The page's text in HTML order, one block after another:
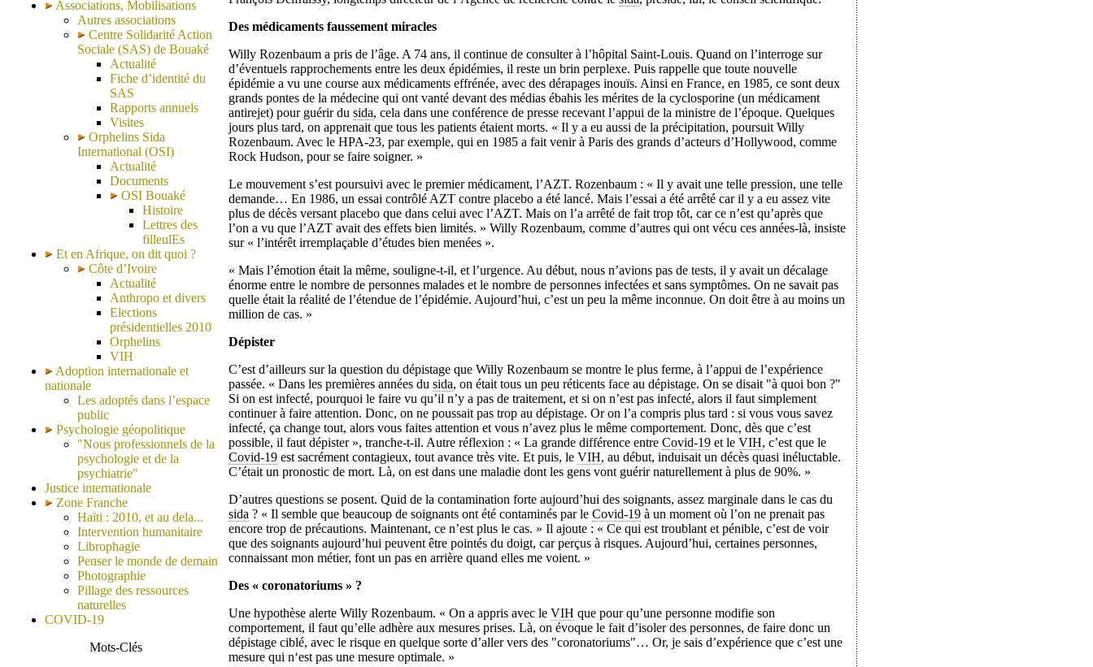
Associations, Mobilisations
Autres associations
Centre Solidarité Action
Sociale (SAS) de Bouaké
Actualité
Fiche d’identité du
SAS
Rapports annuels
Visites
Orphelins Sida
International (OSI)
Actualité
Documents
OSI Bouaké
Histoire
Lettres des
filleulEs
Et en Afrique, on dit quoi ?
Côte d’Ivoire
Actualité
Anthropo et divers
Elections
présidentielles 2010
Orphelins
VIH
Adoption internationale et
nationale
Les adoptés dans l’espace
public
Psychologie géopolitique
"Nous professionnels de la
psychologie et de la
psychiatrie"
Justice internationale
Zone Franche
Haïti : 2010, et au dela...
Intervention humanitaire
Librophagie
Penser le monde de demain
Photographie
Pillage des ressources
naturelles
COVID-19
Mots-Clés
Des médicaments faussement miracles
Willy Rozenbaum a pris de l’âge. A 74 ans, il continue de consulter à l’hôpital Saint-Louis. Quand on l’interroge sur
d’éventuels rapprochements entre les deux épidémies, il reste un brin perplexe. Puis rappelle que toute nouvelle
épidémie a vu une course aux médicaments effrénée, avec des dérapages inouïs. Ainsi en France, en 1985, ce sont deux
grands pontes de la médecine qui ont vanté devant des médias ébahis les mérites de la cyclosporine (un médicament
antirejet) pour guérir du sida, cela dans une conférence de presse recevant l’appui de la ministre de l’époque. Quelques
jours plus tard, on apprenait que tous les patients étaient morts. « Il y a eu aussi de la précipitation, poursuit Willy
Rozenbaum. Avec le HPA-23, par exemple, qui en 1985 a fait venir à Paris des grands d’acteurs d’Hollywood, comme
Rock Hudson, pour se faire soigner. »
Le mouvement s’est poursuivi avec le premier médicament, l’AZT. Rozenbaum : « Il y avait une telle pression, une telle
demande… En 1986, un essai contrôlé AZT contre placebo a été lancé. Mais l’essai a été arrêté car il y a eu assez vite
plus de décès versant placebo que dans celui avec l’AZT. Mais on l’a arrêté de fait trop tôt, car ce n’est qu’après que
l’on a vu que l’AZT avait des effets bien limités. » Willy Rozenbaum, comme d’autres qui ont vécu ces années-là, insiste
sur « l’intérêt irremplaçable d’études bien menées ».
« Mais l’émotion était la même, souligne-t-il, et l’urgence. Au début, nous n’avions pas de tests, il y avait un décalage
énorme entre le nombre de personnes malades et le nombre de personnes infectées et sans symptômes. On ne savait pas
quelle était la réalité de l’étendue de l’épidémie. Aujourd’hui, c’est un peu la même inconnue. On doit être à au moins un
million de cas. »
Dépister
C’est d’ailleurs sur la question du dépistage que Willy Rozenbaum se montre le plus ferme, à l’appui de l’expérience
passée. « Dans les premières années du sida, on était tous un peu réticents face au dépistage. On se disait "à quoi bon ?"
Si on est infecté, pourquoi le faire vu qu’il n’y a pas de traitement, et si on n’est pas infecté, alors il faut simplement
continuer à faire attention. Donc, on ne poussait pas trop au dépistage. Or on l’a compris plus tard : si vous vous savez
infecté, ça change tout, alors vous faites attention et vous n’avez plus le même comportement. Donc, dès que c’est
possible, il faut dépister », tranche-t-il. Autre réflexion : « La grande différence entre Covid-19 et le VIH, c’est que le
Covid-19 est sacrément contagieux, tout avance très vite. Et puis, le VIH, au début, induisait un décès quasi inéluctable.
C’était un pronostic de mort. Là, on est dans une maladie dont les gens vont guérir naturellement à plus de 90%. »
D’autres questions se posent. Quid de la contamination forte aujourd’hui des soignants, assez marginale dans le cas du
sida ? « Il semble que beaucoup de soignants ont été contaminés par le Covid-19 à un moment où l’on ne prenait pas
encore trop de précautions. Maintenant, ce n’est plus le cas. » Il ajoute : « Ce qui est troublant et pénible, c’est de voir
que des soignants aujourd’hui peuvent être pointés du doigt, car perçus à risques. Aujourd’hui, certaines personnes,
connaissant mon métier, font un pas en arrière quand elles me voient. »
Des « coronatoriums » ?
Une hypothèse alerte Willy Rozenbaum. « On a appris avec le VIH que pour qu’une personne modifie son
comportement, il faut qu’elle adhère aux mesures prises. Là, on évoque le fait d’isoler des personnes, de faire donc un
dépistage ciblé, avec le risque en quelque sorte d’aller vers des "coronatoriums"… Or, je sais d’expérience que c’est une
mesure qui n‘est pas une mesure optimale. »